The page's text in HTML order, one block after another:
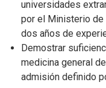
universidades
por el Ministerio de
dos años de
Demostrar
medicina general
admisión definido